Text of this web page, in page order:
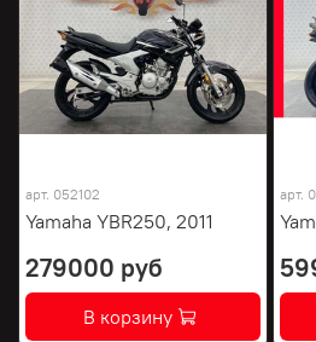
арт. 052102
Yamaha YBR250, 2011
279000 руб
В корзину
арт.